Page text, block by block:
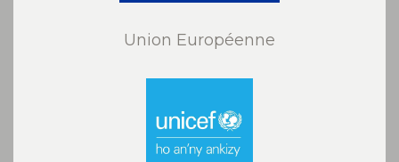
Union Européenne